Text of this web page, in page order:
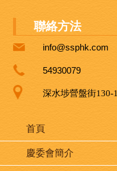
聯絡方法
info@ssphk.com
54930079
深水埗營盤街130-
首頁
慶委會簡介